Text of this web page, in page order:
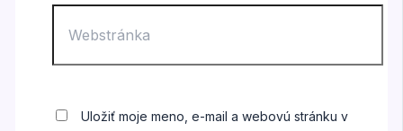
Uložiť moje meno, e-mail a webovú stránku v